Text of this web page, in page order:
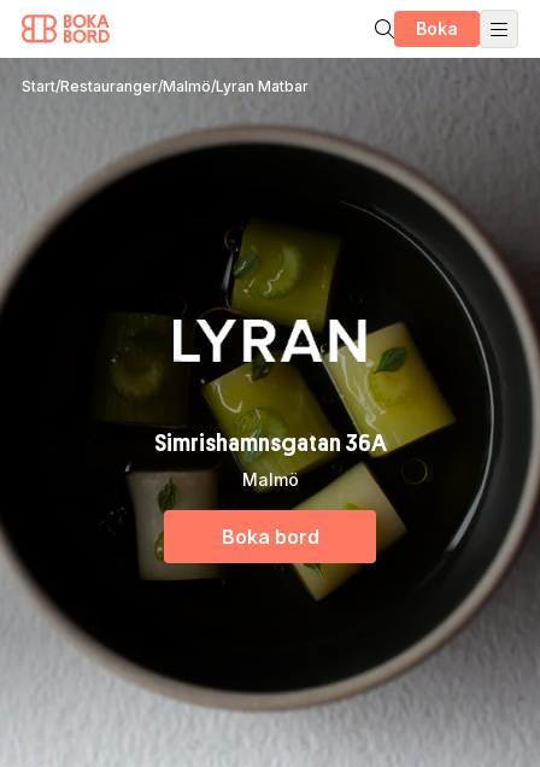
Boka
Start/Restauranger/Malmö/Lyran Matbar
Simrishamnsgatan 36A
Malmö
Boka bord